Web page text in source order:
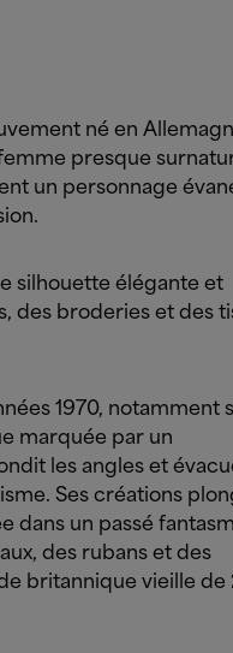
né en
presque
un personnage
silhouette élégante et
des broderies et des
1970, notamment
marquée par un
les angles et
Ses créations
dans un passé
des rubans et des
britannique vieille de